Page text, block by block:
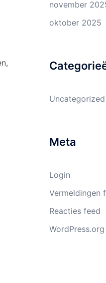
november
oktober 2025
Uncategorized
Meta
Login
Vermeldingen
Reacties feed
WordPress.org